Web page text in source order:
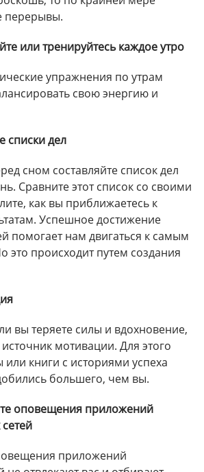
перерывы.
или тренируйтесь каждое утро
упражнения по утрам
свою энергию и
списки дел
сном составляйте список дел
Сравните этот список со своими
как вы приближаетесь к
Успешное достижение
помогает нам двигаться к самым
происходит путем создания
вы теряете силы и вдохновение,
мотивации. Для этого
книги с историями успеха
большего, чем вы.
оповещения приложений
приложений